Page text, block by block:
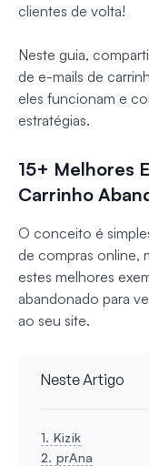
clientes de volta!
Neste guia,
de e-mails de
eles funcionam e
estratégias.
15+ Melhores
Carrinho
O conceito é
de compras online,
estes melhores
abandonado para
ao seu site.
Neste Artigo
1. Kizik
2. prAna